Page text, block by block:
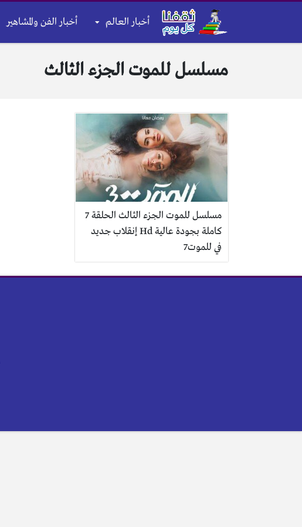
أخبار العالم أخبار الفن والمشاهير
مسلسل للموت الجزء الثالث
مسلسل للموت الجزء الثالث الحلقة 7
كاملة بجودة عالية Hd إنقلاب جديد
في للموت7